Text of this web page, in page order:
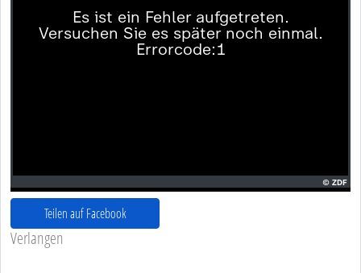
Teilen auf Facebook
Verlangen